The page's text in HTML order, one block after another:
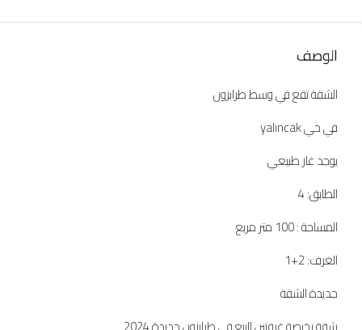
الوصف
الشقة تقع في وسط طرابزون
في حي yalıncak
يوجد غاز طبيعي
الطابق: 4
المساحة : 100 متر مربع
الغرف: 2+1
جديدة الشقة